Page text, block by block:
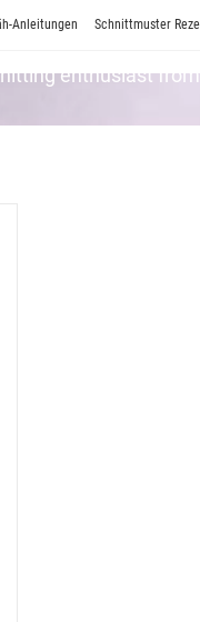
Anleitungen Schnittmuster
enthusiast from